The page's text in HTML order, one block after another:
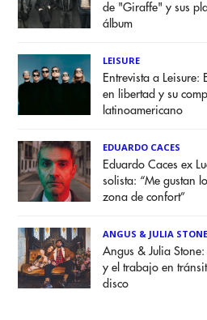
de "Giraffe" y sus
álbum
LEISURE
Entrevista a Leisure:
en libertad y su
latinoamericano
EDUARDO CACES
Eduardo Caces ex
solista: “Me gustan
zona de confort”
ANGUS & JULIA STONE
Angus & Julia
y el trabajo en
disco